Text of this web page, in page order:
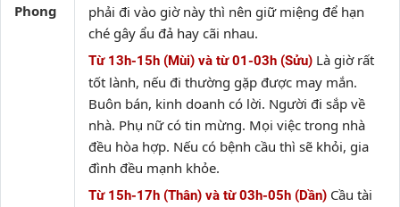
Phong
phải đi vào giờ này thì nên giữ miệng để hạn
ché gây ẩu đả hay cãi nhau.
Từ 13h-15h (Mùi) và từ 01-03h (Sửu) Là giờ rất
tốt lành, nếu đi thường gặp được may mắn.
Buôn bán, kinh doanh có lời. Người đi sắp về
nhà. Phụ nữ có tin mừng. Mọi việc trong nhà
đều hòa hợp. Nếu có bệnh cầu thì sẽ khỏi, gia
đình đều mạnh khỏe.
Từ 15h-17h (Thân) và từ 03h-05h (Dần) Cầu tài